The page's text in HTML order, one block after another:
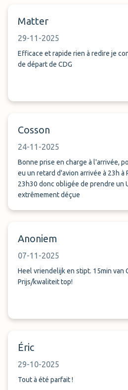
Matter
29-11-2025
Efficace et rapide rien à redire je
de départ de CDG
Cosson
24-11-2025
Bonne prise en charge à l'arrivée,
eu un retard d'avion arrivée à 23h à
23h30 donc obligée de prendre un
extrêmement déçue
Anoniem
07-11-2025
Heel vriendelijk en stipt. 15min van
Prijs/kwaliteit top!
Éric
29-10-2025
Tout à été parfait !